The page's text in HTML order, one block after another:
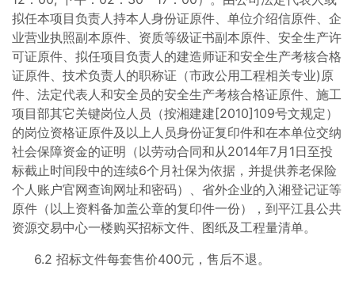
拟任本项目负责人持本人身份证原件、单位介绍信原件、企
业营业执照副本原件、资质等级证书副本原件、安全生产许
可证原件、拟任项目负责人的建造师证和安全生产考核合格
证原件、技术负责人的职称证（市政公用工程相关专业)原
件、法定代表人和安全员的安全生产考核合格证原件、施工
项目部其它关键岗位人员（按湘建建[2010]109号文规定）
的岗位资格证原件及以上人员身份证复印件和在本单位交纳
社会保障资金的证明（以劳动合同和从2014年7月1日至投
标截止时间段中的连续6个月社保为依据，并提供养老保险
个人账户官网查询网址和密码）、省外企业的入湘登记证等
原件（以上资料备加盖公章的复印件一份），到平江县公共
资源交易中心一楼购买招标文件、图纸及工程量清单。
6.2 招标文件每套售价400元，售后不退。